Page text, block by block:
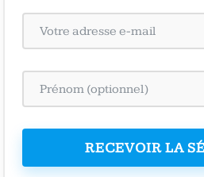
RECEVOIR LA